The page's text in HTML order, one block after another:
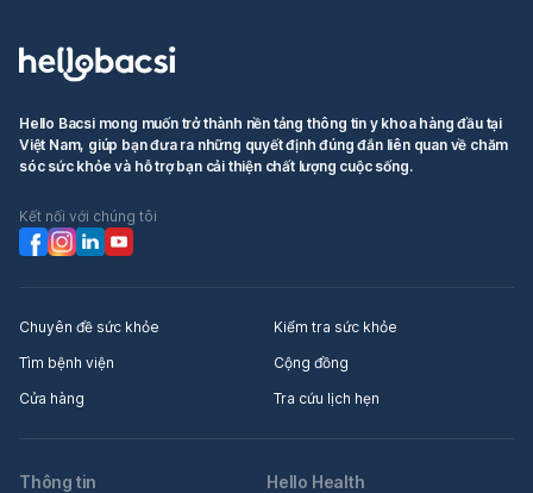
Hello Bacsi mong muốn trở thành nền tảng thông tin y khoa hàng đầu tại
Việt Nam, giúp bạn đưa ra những quyết định đúng đắn liên quan về chăm
sóc sức khỏe và hỗ trợ bạn cải thiện chất lượng cuộc sống.
Kết nối với chúng tôi
Chuyên đề sức khỏe
Kiểm tra sức khỏe
Tìm bệnh viện
Cộng đồng
Cửa hàng
Tra cứu lịch hẹn
Thông tin Hello Health